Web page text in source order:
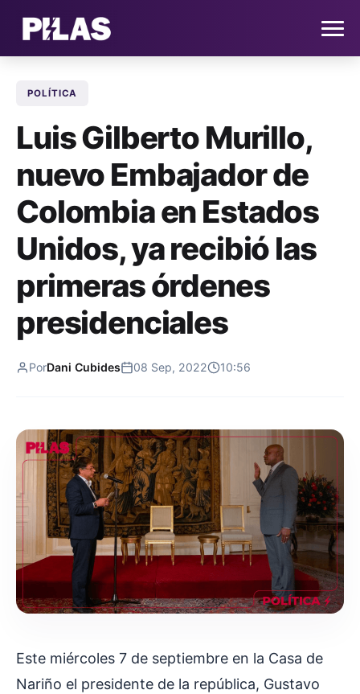
NOTICIAS
QUIÉNES SOMOS
CONTACTO
SUSCRÍBETE
POLÍTICA
Luis Gilberto Murillo,
nuevo Embajador de
Colombia en Estados
Unidos, ya recibió las
primeras órdenes
presidenciales
PorDani Cubides 08 Sep, 2022 10:56
Este miércoles 7 de septiembre en la Casa de
Nariño el presidente de la república, Gustavo